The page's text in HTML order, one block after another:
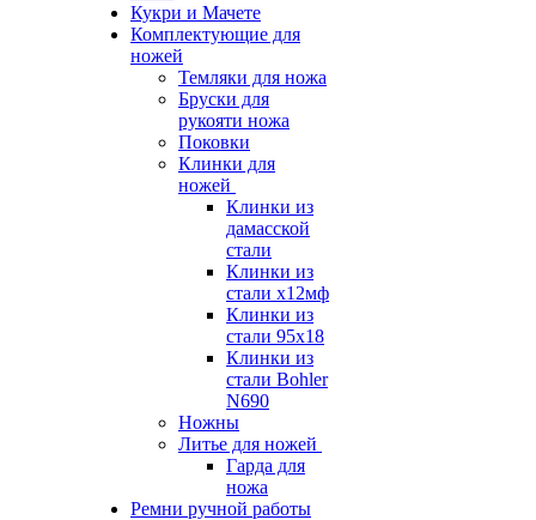
Кукри и Мачете
Комплектующие для
ножей
Темляки для ножа
Бруски для
рукояти ножа
Поковки
Клинки для
ножей
Клинки из
дамасской
стали
Клинки из
стали х12мф
Клинки из
стали 95х18
Клинки из
стали Bohler
N690
Ножны
Литье для ножей
Гарда для
ножа
Ремни ручной работы